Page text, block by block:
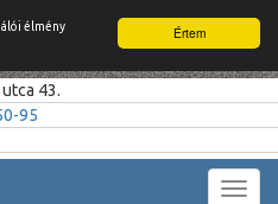
Értem
élmény
43.
95